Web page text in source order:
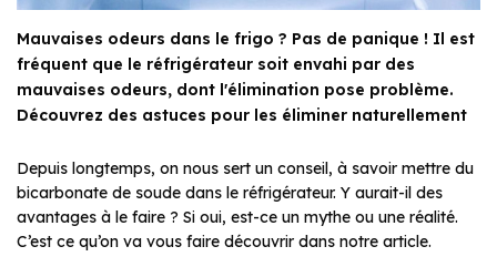
Mauvaises odeurs dans le frigo ? Pas de panique ! Il est
fréquent que le réfrigérateur soit envahi par des
mauvaises odeurs, dont l'élimination pose problème.
Découvrez des astuces pour les éliminer naturellement
Depuis longtemps, on nous sert un conseil, à savoir mettre du
bicarbonate de soude dans le réfrigérateur. Y aurait-il des
avantages à le faire ? Si oui, est-ce un mythe ou une réalité.
C’est ce qu’on va vous faire découvrir dans notre article.